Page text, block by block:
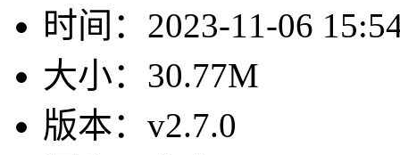
时间： 2023-11-06
大小： 30.77M
版本： v2.7.0